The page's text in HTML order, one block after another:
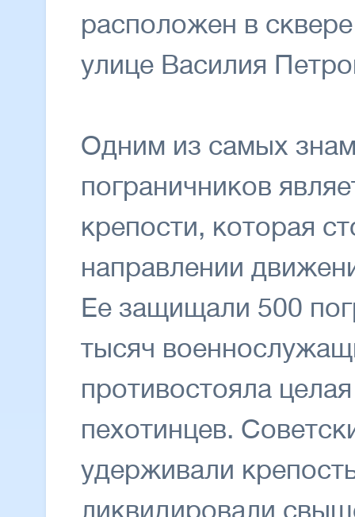
расположен в
улице Василия
Одним из самых
пограничников
крепости, которая
направлении
Ее защищали 500
тысяч
противостояла
пехотинцев.
удерживали
ликвидировали